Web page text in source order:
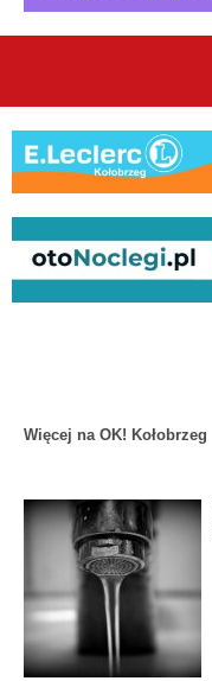
Więcej na OK! Kołobrzeg